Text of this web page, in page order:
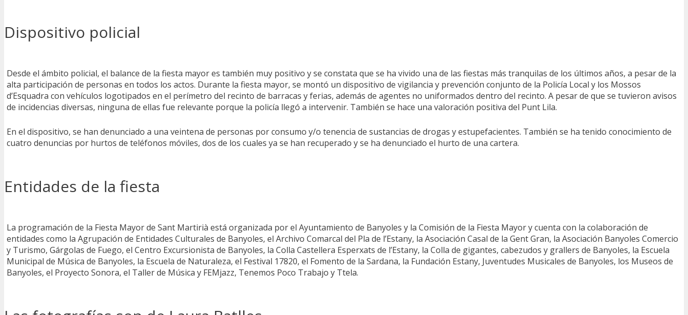
Dispositivo policial
Desde el ámbito policial, el balance de la fiesta mayor es también muy positivo y se constata que se ha vivido una de las fiestas más tranquilas de los últimos años, a pesar de la
alta participación de personas en todos los actos. Durante la fiesta mayor, se montó un dispositivo de vigilancia y prevención conjunto de la Policía Local y los Mossos
d’Esquadra con vehículos logotipados en el perímetro del recinto de barracas y ferias, además de agentes no uniformados dentro del recinto. A pesar de que se tuvieron avisos
de incidencias diversas, ninguna de ellas fue relevante porque la policía llegó a intervenir. También se hace una valoración positiva del Punt Lila.
En el dispositivo, se han denunciado a una veintena de personas por consumo y/o tenencia de sustancias de drogas y estupefacientes. También se ha tenido conocimiento de
cuatro denuncias por hurtos de teléfonos móviles, dos de los cuales ya se han recuperado y se ha denunciado el hurto de una cartera.
Entidades de la fiesta
La programación de la Fiesta Mayor de Sant Martirià está organizada por el Ayuntamiento de Banyoles y la Comisión de la Fiesta Mayor y cuenta con la colaboración de
entidades como la Agrupación de Entidades Culturales de Banyoles, el Archivo Comarcal del Pla de l’Estany, la Asociación Casal de la Gent Gran, la Asociación Banyoles Comercio
y Turismo, Gárgolas de Fuego, el Centro Excursionista de Banyoles, la Colla Castellera Esperxats de l’Estany, la Colla de gigantes, cabezudos y grallers de Banyoles, la Escuela
Municipal de Música de Banyoles, la Escuela de Naturaleza, el Festival 17820, el Fomento de la Sardana, la Fundación Estany, Juventudes Musicales de Banyoles, los Museos de
Banyoles, el Proyecto Sonora, el Taller de Música y FEMjazz, Tenemos Poco Trabajo y Ttela.